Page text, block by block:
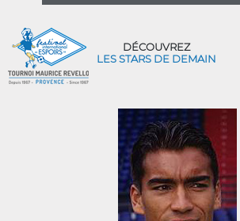
DÉCOUVREZ
LES STARS DE DEMAIN